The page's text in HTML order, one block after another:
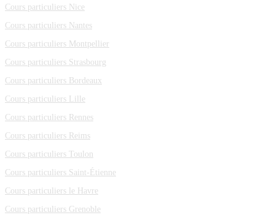
Cours particuliers Nice
Cours particuliers Nantes
Cours particuliers Montpellier
Cours particuliers Strasbourg
Cours particuliers Bordeaux
Cours particuliers Lille
Cours particuliers Rennes
Cours particuliers Reims
Cours particuliers Toulon
Cours particuliers Saint-Étienne
Cours particuliers le Havre
Cours particuliers Grenoble